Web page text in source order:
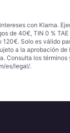
con Klarna.
de 40€, TIN 0 %
120€. Solo es válido
a la aprobación de
Consulta los
es/legal/.